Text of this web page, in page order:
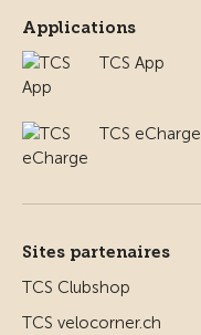
Applications
TCS App
TCS eCharge
Sites partenaires
TCS Clubshop
TCS velocorner.ch